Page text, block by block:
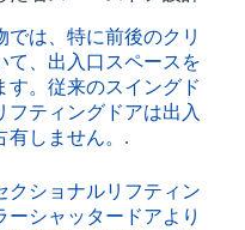
では、特に前後のクリ
て、出入口スペースを
す。従来のスイングド
フティングドアは出入
有しません。.
クショナルリフティン
シャッタードアより